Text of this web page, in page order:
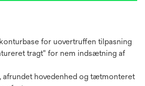
for uovertruffen tilpasning
tragt" for nem indsætning af
afrundet hovedenhed og tætmonteret